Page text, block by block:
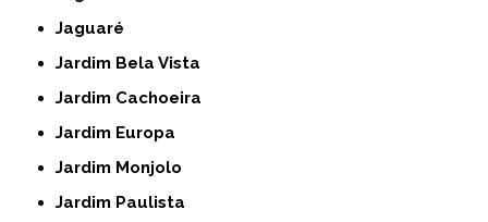
Jaguaré
Jardim Bela Vista
Jardim Cachoeira
Jardim Europa
Jardim Monjolo
Jardim Paulista